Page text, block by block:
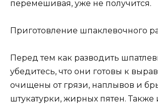
перемешивая, уже не получится.
Приготовление шпаклевочного
Перед тем как разводить
убедитесь, что они готовы к
очищены от грязи, наплывов и
штукатурки, жирных пятен. Также